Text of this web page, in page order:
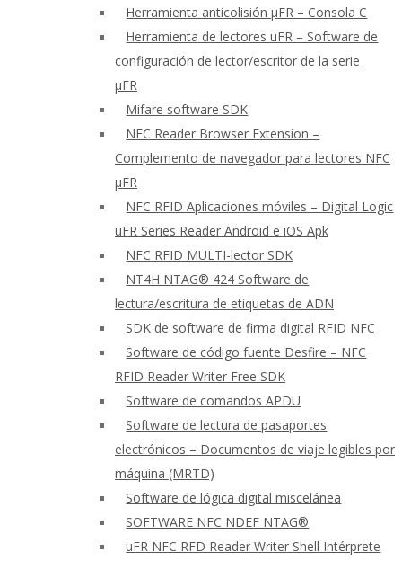
Herramienta anticolisión μFR – Consola C
Herramienta de lectores uFR – Software de
configuración de lector/escritor de la serie
μFR
Mifare software SDK
NFC Reader Browser Extension –
Complemento de navegador para lectores NFC
μFR
NFC RFID Aplicaciones móviles – Digital Logic
uFR Series Reader Android e iOS Apk
NFC RFID MULTI-lector SDK
NT4H NTAG® 424 Software de
lectura/escritura de etiquetas de ADN
SDK de software de firma digital RFID NFC
Software de código fuente Desfire – NFC
RFID Reader Writer Free SDK
Software de comandos APDU
Software de lectura de pasaportes
electrónicos – Documentos de viaje legibles por
máquina (MRTD)
Software de lógica digital miscelánea
SOFTWARE NFC NDEF NTAG®
uFR NFC RFD Reader Writer Shell Intérprete